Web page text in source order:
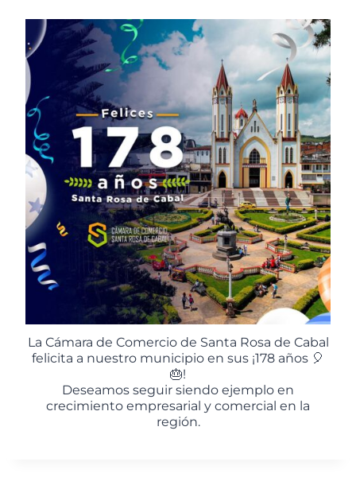
La Cámara de Comercio de Santa Rosa de Cabal
felicita a nuestro municipio en sus ¡178 años 🎈
🎂!
Deseamos seguir siendo ejemplo en
crecimiento empresarial y comercial en la
región.